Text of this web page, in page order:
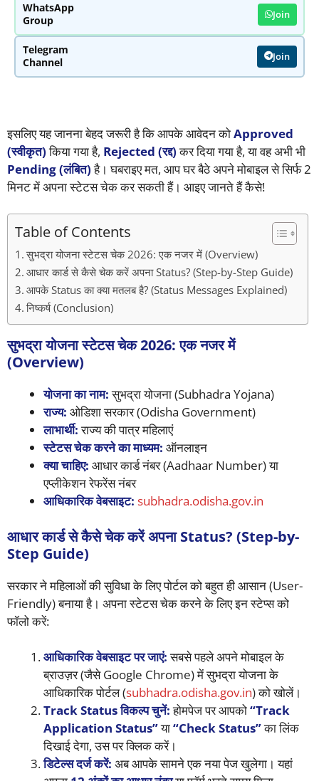
WhatsApp
Group
Join
Telegram
Channel
Join
इसलिए यह जानना बेहद जरूरी है कि आपके आवेदन कोApproved
(स्वीकृत)किया गया है, Rejected (रद्द)कर दिया गया है, या वह अभी भी
Pending (लंबित)है। घबराइए मत, आप घर बैठे अपने मोबाइल से सिर्फ 2
मिनट में अपना स्टेटस चेक कर सकती हैं। आइए जानते हैं कैसे!
Table of Contents
सुभद्रा योजना स्टेटस चेक 2026: एक नजर में (Overview)
आधार कार्ड से कैसे चेक करें अपना Status? (Step-by-Step Guide)
आपके Status का क्या मतलब है? (Status Messages Explained)
निष्कर्ष (Conclusion)
सुभद्रा योजना स्टेटस चेक 2026: एक नजर में
(Overview)
योजना का नाम:सुभद्रा योजना (Subhadra Yojana)
राज्य: ओडिशा सरकार (Odisha Government)
लाभार्थी:राज्य की पात्र महिलाएं
स्टेटस चेक करने का माध्यम: ऑनलाइन
क्या चाहिए: आधार कार्ड नंबर (Aadhaar Number) या
एप्लीकेशन रेफरेंस नंबर
आधिकारिक वेबसाइट: subhadra.odisha.gov.in
आधार कार्ड से कैसे चेक करें अपना Status? (Step-by-
Step Guide)
सरकार ने महिलाओं की सुविधा के लिए पोर्टल को बहुत ही आसान (User-
Friendly) बनाया है। अपना स्टेटस चेक करने के लिए इन स्टेप्स को
फॉलो करें:
आधिकारिक वेबसाइट पर जाएं:सबसे पहले अपने मोबाइल के
ब्राउज़र (जैसे Google Chrome) में सुभद्रा योजना के
आधिकारिक पोर्टल (subhadra.odisha.gov.in) को खोलें।
Track Status विकल्प चुनें:होमपेज पर आपको“Track
Application Status”या“Check Status”का लिंक
दिखाई देगा, उस पर क्लिक करें।
डिटेल्स दर्ज करें: अब आपके सामने एक नया पेज खुलेगा। यहां